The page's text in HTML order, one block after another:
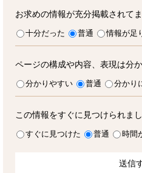
お求めの情報が充分掲載されて
十分だった 普通 情報が足
ページの構成や内容、表現は分
分かりやすい 普通 分かり
この情報をすぐに見つけられま
すぐに見つけた 普通 時間